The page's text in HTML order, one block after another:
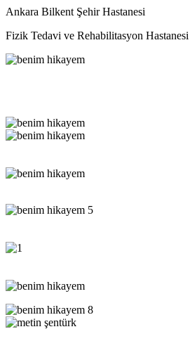
Ankara Bilkent Şehir Hastanesi
Fizik Tedavi ve Rehabilitasyon